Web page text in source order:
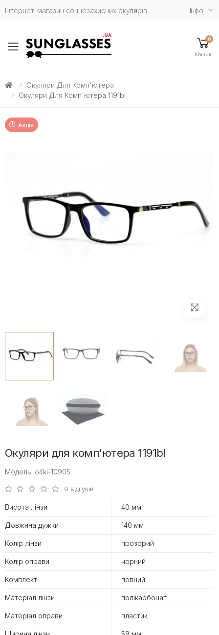
Інтернет-магазин сонцезахисних окулярів Iнфо
Toggle mobile menu
0
Кошик
Окуляри Для Комп'ютера
Окуляри Для Комп'ютера 1191bl
Акція
Окуляри для комп'ютера 1191bl
Модель: o4ki-10905
0 відгуків
Висота лінзи 40 мм
Довжина дужки 140 мм
Колір лінзи прозорий
Колір оправи чорний
Комплект повний
Матеріал лінзи полікарбонат
Матеріал оправи пластик